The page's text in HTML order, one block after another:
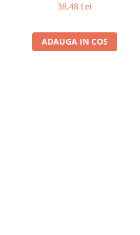
38,48 Lei
ADAUGA IN COS